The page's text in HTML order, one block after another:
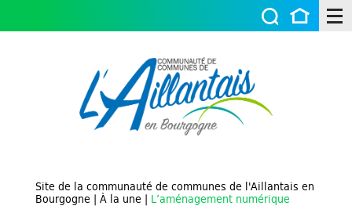
Site de la communauté de communes de l'Aillantais en
Bourgogne | À la une | L’aménagement numérique